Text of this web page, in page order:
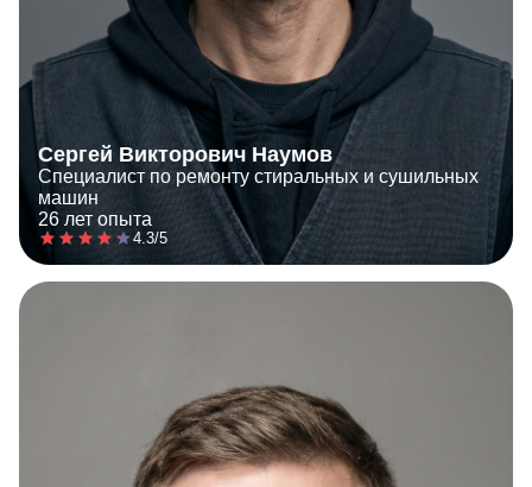
Сергей Викторович Наумов
Специалист по ремонту стиральных и сушильных
машин
26 лет опыта
4.3/5